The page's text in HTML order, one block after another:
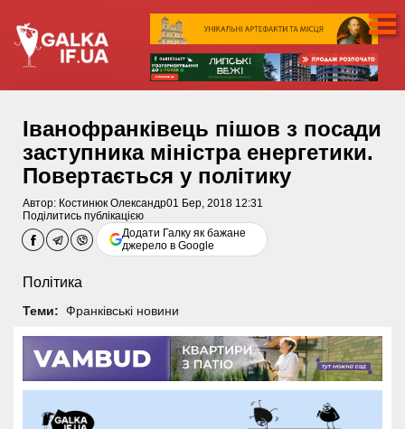
Іванофранківець пішов з посади
заступника міністра енергетики.
Повертається у політику
Автор: Костинюк Олександр01 Бер, 2018 12:31
Поділитись публікацією
Додати Галку як бажане
джерело в Google
Політика
Теми: Франківські новини